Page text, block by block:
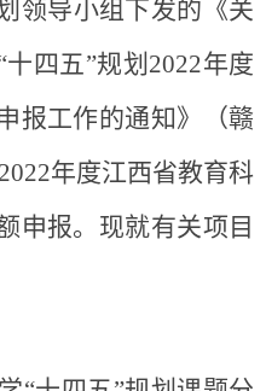
领导小组下发的 《关
十四五”规划2022年度
报工作的通知》
（赣
2022年度江西省教育科
申报。 现就有关项目